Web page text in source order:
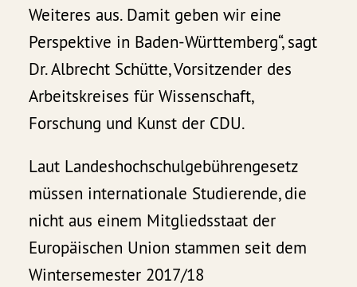
Weiteres aus. Damit geben wir eine
Perspektive in Baden-Württemberg“, sagt
Dr. Albrecht Schütte, Vorsitzender des
Arbeitskreises für Wissenschaft,
Forschung und Kunst der CDU.
Laut Landeshochschulgebührengesetz
müssen internationale Studierende, die
nicht aus einem Mitgliedsstaat der
Europäischen Union stammen seit dem
Wintersemester 2017/18